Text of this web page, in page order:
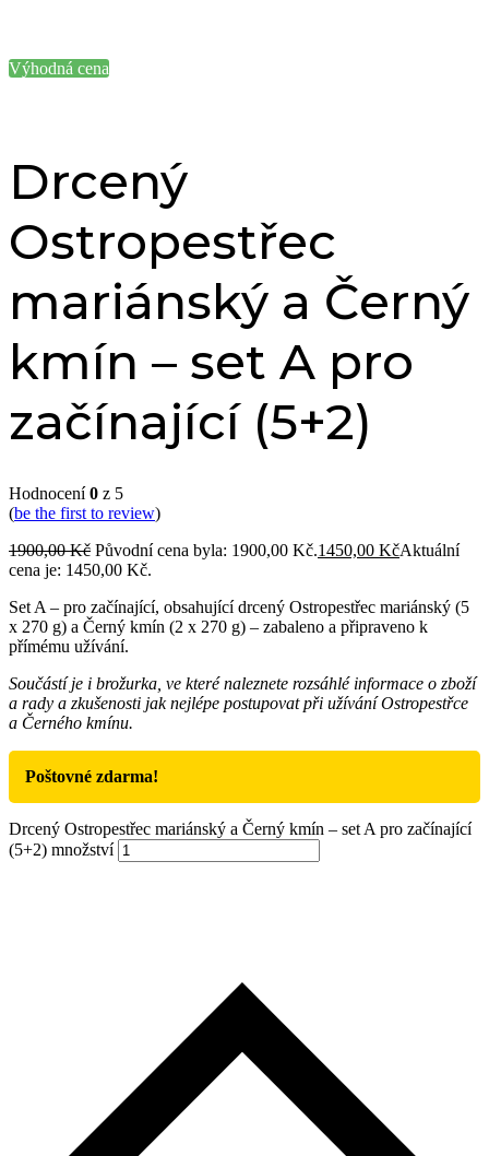
Výhodná cena
Drcený
Ostropestřec
mariánský a Černý
kmín – set A pro
začínající (5+2)
Hodnocení0 z 5
(be the first to review)
1900,00Kč Původní cena byla: 1900,00 Kč.1450,00 KčAktuální
cena je: 1450,00 Kč.
Set A – pro začínající, obsahující drcený Ostropestřec mariánský (5
x 270 g) a Černý kmín (2 x 270 g) – zabaleno a připraveno k
přímému užívání.
Součástí je i brožurka, ve které naleznete rozsáhlé informace o zboží
a rady a zkušenosti jak nejlépe postupovat při užívání Ostropestřce
a Černého kmínu.
Poštovné zdarma!
Drcený Ostropestřec mariánský a Černý kmín – set A pro začínající
(5+2) množství